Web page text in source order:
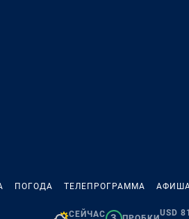
ПОГОДА ТЕЛЕПРОГРАММА
СЕЙЧАС
USD